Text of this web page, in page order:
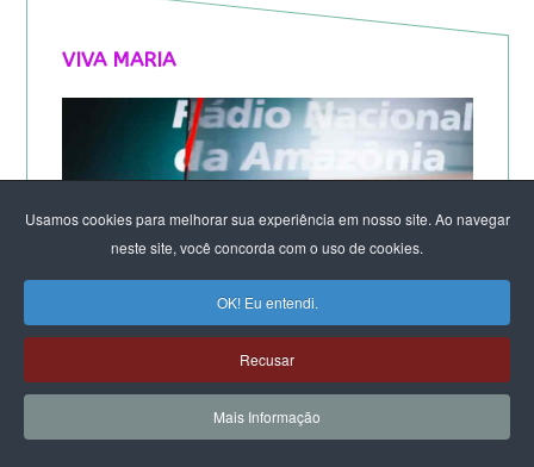
Usamos cookies para melhorar sua experiência em nosso site. Ao navegar
neste site, você concorda com o uso de cookies.
OK! Eu entendi.
Recusar
Mais Informação
VIVA MARIA